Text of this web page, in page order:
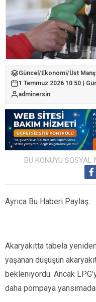
Güncel /Ekonomi/Üst
1 Temmuz 2026 10:50 |
adminersin
BU KONUYU
Ayrıca Bu Haberi Paylaş:
Akaryakıtta tabela
yaşanan düşüşün
bekleniyordu. Ancak
daha pompaya